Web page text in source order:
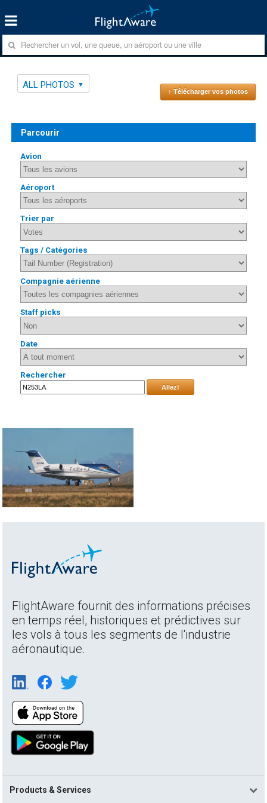
ALL PHOTOS
↑ Télécharger vos photos
Parcourir
Avion
Aéroport
Trier par
Tags / Catégories
Compagnie aérienne
Staff picks
Date
Rechercher
Allez!
FlightAware fournit des informations précises
en temps réel, historiques et prédictives sur
les vols à tous les segments de l'industrie
aéronautique.
Products & Services